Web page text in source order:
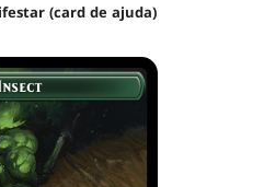
(card de ajuda)